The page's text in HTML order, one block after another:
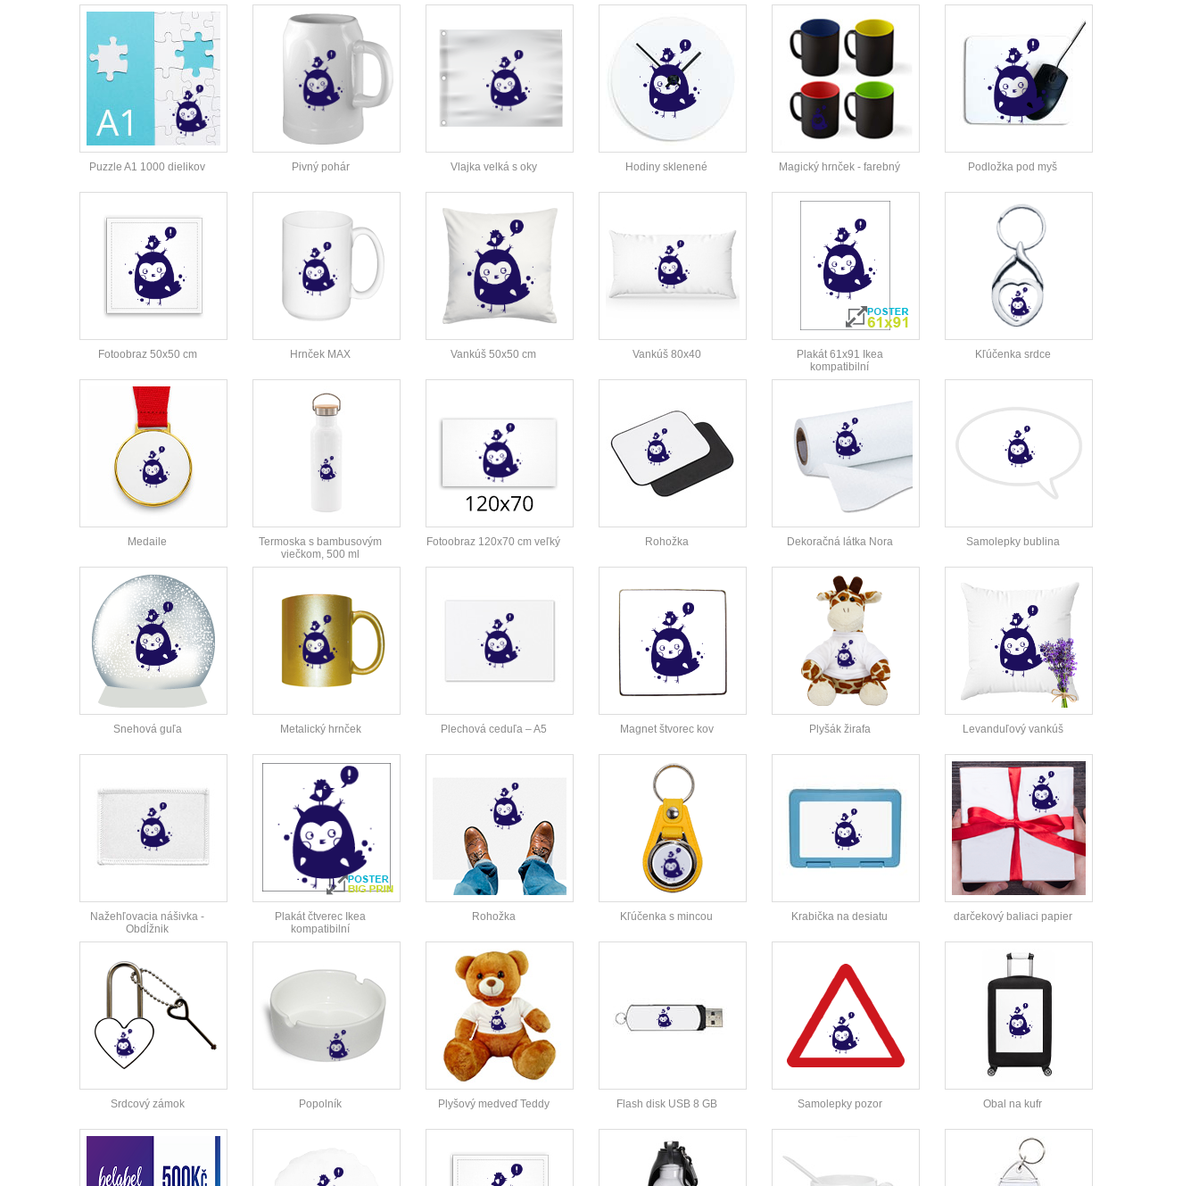
Puzzle A1 1000 dielikov Pivný pohár Vlajka velká s oky Hodiny sklenené Magický hrnček - farebný Podložka pod myš
Fotoobraz 50x50 cm Hrnček MAX Vankúš 50x50 cm Vankúš 80x40
Plakát 61x91 Ikea
kompatibilní
Kľúčenka srdce
Medaile
Termoska s bambusovým
viečkom, 500 ml
Fotoobraz 120x70 cm veľký Rohožka Dekoračná látka Nora Samolepky bublina
Snehová guľa Metalický hrnček Plechová ceduľa – A5 Magnet štvorec kov Plyšák žirafa Levanduľový vankúš
Nažehľovacia nášivka -
Obdĺžnik
Plakát čtverec Ikea
kompatibilní
Rohožka Kľúčenka s mincou Krabička na desiatu darčekový baliaci papier
Srdcový zámok Popolník Plyšový medveď Teddy Flash disk USB 8 GB Samolepky pozor Obal na kufr